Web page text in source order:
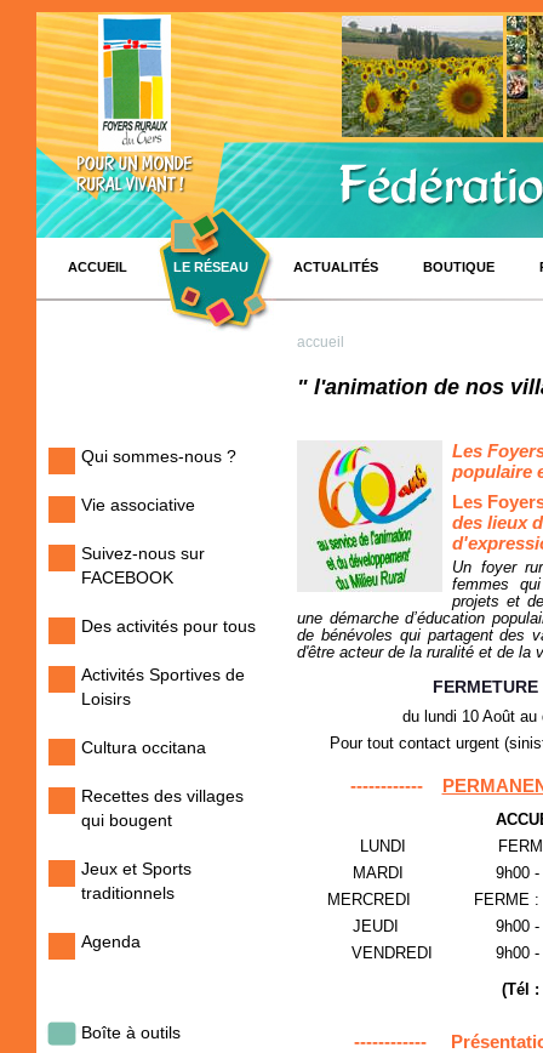
ACCUEIL LE RÉSEAU ACTUALITÉS BOUTIQUE
Qui sommes-nous ?
Vie associative
Suivez-nous sur
FACEBOOK
Des activités pour tous
Activités Sportives de
Loisirs
Cultura occitana
Recettes des villages
qui bougent
Jeux et Sports
traditionnels
Agenda
Boîte à outils
accueil
" l'animation de nos
Les
populaire
Les
des
Un foyer
femmes
projets et
une démarche d’éducation
de bénévoles qui partagent des
d'être acteur de la ruralité et de la
du lundi 10 Août
Pour tout contact urgent
------------
LUNDI FERME : PAS
MARDI 9h00 -
MERCREDI FERME :
JEUDI 9h00 -
VENDREDI
(Tél :
------------